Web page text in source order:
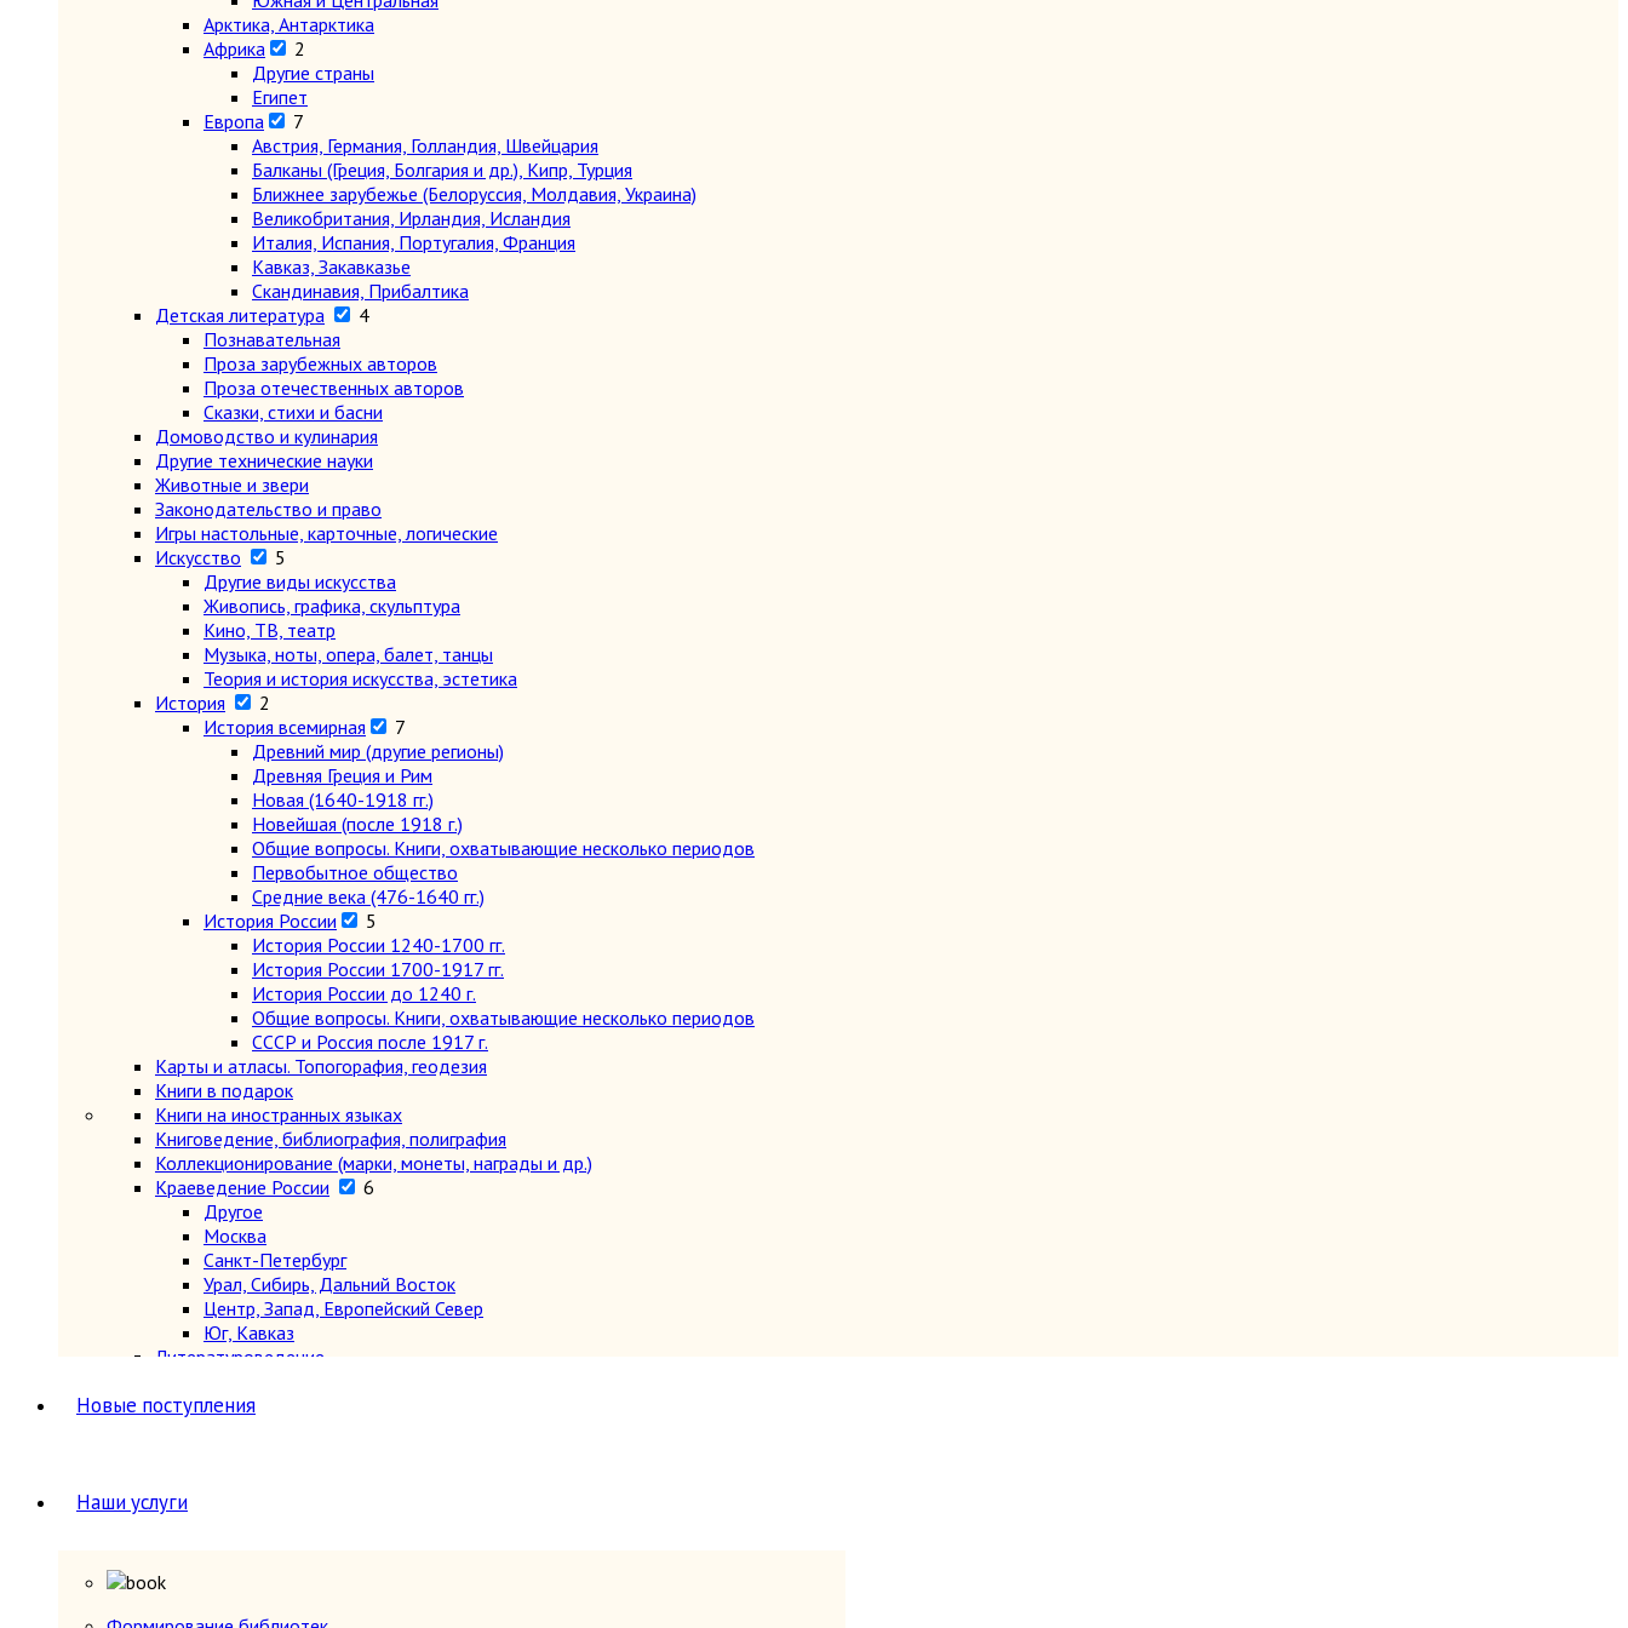
Арктика, Антарктика
Африка
2
Другие страны
Египет
Европа
7
Австрия, Германия, Голландия, Швейцария
Балканы (Греция, Болгария и др.), Кипр, Турция
Ближнее зарубежье (Белоруссия, Молдавия, Украина)
Великобритания, Ирландия, Исландия
Италия, Испания, Португалия, Франция
Кавказ, Закавказье
Скандинавия, Прибалтика
Детская литература
4
Познавательная
Проза зарубежных авторов
Проза отечественных авторов
Сказки, стихи и басни
Домоводство и кулинария
Другие технические науки
Животные и звери
Законодательство и право
Игры настольные, карточные, логические
Искусство
5
Другие виды искусства
Живопись, графика, скульптура
Кино, ТВ, театр
Музыка, ноты, опера, балет, танцы
Теория и история искусства, эстетика
История
2
История всемирная
7
Древний мир (другие регионы)
Древняя Греция и Рим
Новая (1640-1918 гг.)
Новейшая (после 1918 г.)
Общие вопросы. Книги, охватывающие несколько периодов
Первобытное общество
Средние века (476-1640 гг.)
История России
5
История России 1240-1700 гг.
История России 1700-1917 гг.
История России до 1240 г.
Общие вопросы. Книги, охватывающие несколько периодов
СССР и Россия после 1917 г.
Карты и атласы. Топогорафия, геодезия
Книги в подарок
Книги на иностранных языках
Книговедение, библиография, полиграфия
Коллекционирование (марки, монеты, награды и др.)
Краеведение России
6
Другое
Москва
Санкт-Петербург
Урал, Сибирь, Дальний Восток
Центр, Запад, Европейский Север
Юг, Кавказ
Литературоведение
Математика
Металлургия, горное дело
Новые поступления
Наши услуги